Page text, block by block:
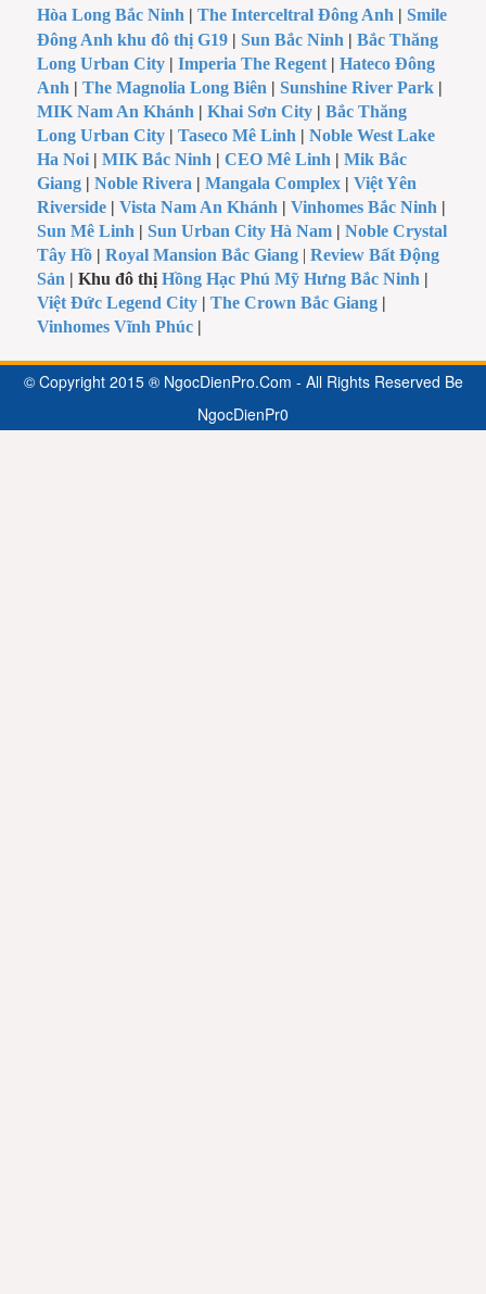
Hòa Long Bắc Ninh |The Interceltral Đông Anh |Smile
Đông Anh khu đô thị G19 |Sun Bắc Ninh |Bắc Thăng
Long Urban City |Imperia The Regent |Hateco Đông
Anh |The Magnolia Long Biên |Sunshine River Park |
MIK Nam An Khánh |Khai Sơn City |Bắc Thăng
Long Urban City |Taseco Mê Linh |Noble West Lake
Ha Noi | MIK Bắc Ninh |CEO Mê Linh |Mik Bắc
Giang |Noble Rivera |Mangala Complex |Việt Yên
Riverside |Vista Nam An Khánh |Vinhomes Bắc Ninh |
Sun Mê Linh |Sun Urban City Hà Nam | Noble Crystal
Tây Hồ |Royal Mansion Bắc Giang |Review Bất Động
Sản | Khu đô thịHồng Hạc Phú Mỹ Hưng Bắc Ninh |
Việt Đức Legend City |The Crown Bắc Giang |
Vinhomes Vĩnh Phúc |
© Copyright 2015 ® NgocDienPro.Com - All Rights Reserved Be
NgocDienPr0